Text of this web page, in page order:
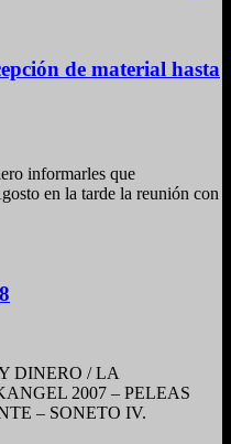
de material hasta
informarles que
en la tarde la reunión con
DINERO / LA
2007 – PELEAS
– SONETO IV.